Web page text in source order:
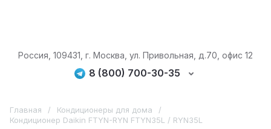
Россия, 109431, г. Москва, ул. Привольная, д.70, офис 12
8 (800) 700-30-35
Главная / Кондиционеры для дома
/
Кондиционер Daikin FTYN-RYN FTYN35L / RYN35L